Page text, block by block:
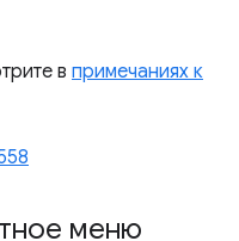
в примечаниях к
меню